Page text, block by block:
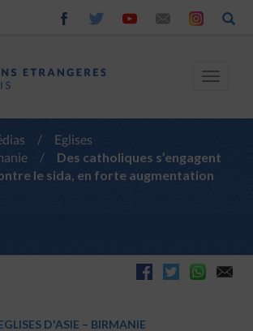
Toggle
/
Eglises
/
Des catholiques s’engagent
le sida, en forte augmentation
D'ASIE – BIRMANIE